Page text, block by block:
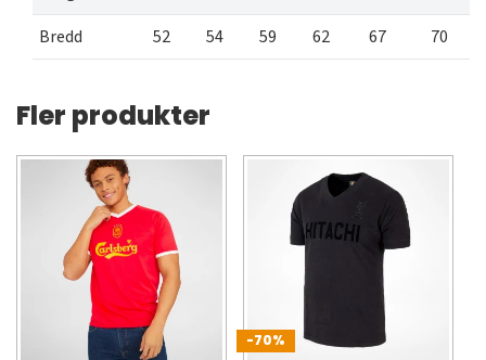
Bredd
52 54 59 62 67 70
Fler produkter
-70%